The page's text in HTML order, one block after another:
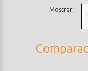
Mostrar: